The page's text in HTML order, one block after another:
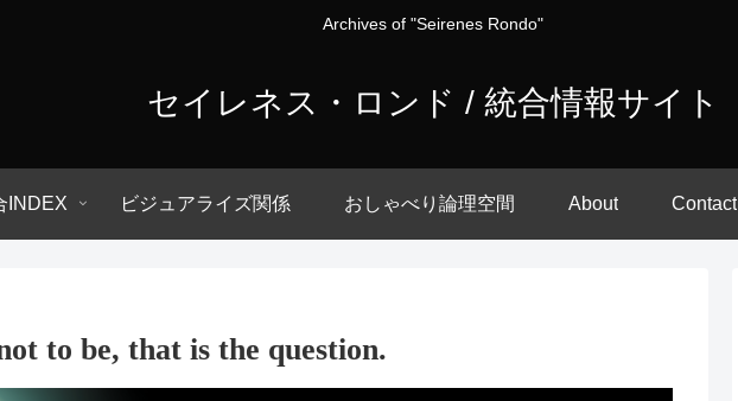
Archives of "Seirenes Rondo"
セイレネス・ロンド / 統合情報サイト
INDEX ビジュアライズ関係 おしゃべり論理空間 About Contact
to be, that is the question.